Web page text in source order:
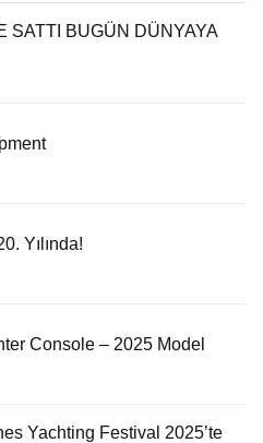
SATTI BUGÜN DÜNYAYA
Yılında!
Console – 2025 Model
Yachting Festival 2025’te